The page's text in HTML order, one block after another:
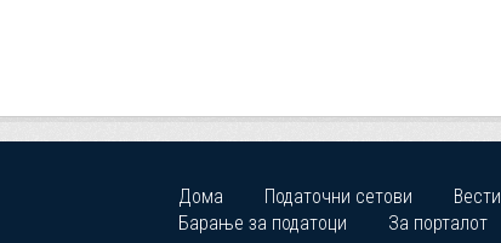
Дома Податочни сетови Вести
Барање за податоци
За порталот